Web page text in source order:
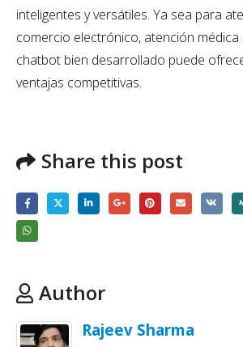
inteligentes y versátiles. Ya sea para
comercio electrónico, atención médica
chatbot bien desarrollado puede
ventajas competitivas.
Share this post
Author
Rajeev Sharma